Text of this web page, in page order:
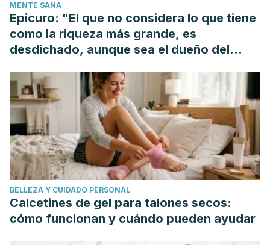
https://doi.org/10.1080/10408398.2012.761950
Dieta vegetariana: cómo obtener la mejor
nutrición.
https://www.mayoclinic.org/es-es/healthy-
diet/art-20046446
MENTE SANA
Epicuro: "El que no considera lo que tiene
como la riqueza más grande, es
desdichado, aunque sea el dueño del
BELLEZA Y CUIDADO PERSONAL
Calcetines de gel para talones secos:
cómo funcionan y cuándo pueden ayudar